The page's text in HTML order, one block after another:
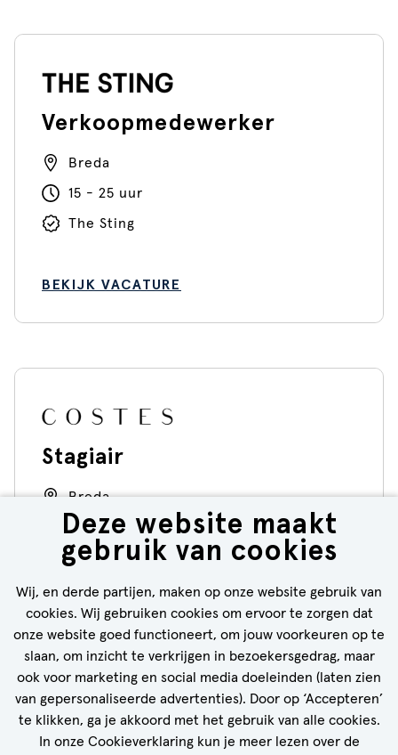
Deze website maakt
gebruik van cookies
Wij, en derde partijen, maken op onze website gebruik van
cookies. Wij gebruiken cookies om ervoor te zorgen dat
onze website goed functioneert, om jouw voorkeuren op te
slaan, om inzicht te verkrijgen in bezoekersgedrag, maar
ook voor marketing en social media doeleinden (laten zien
van gepersonaliseerde advertenties). Door op ‘Accepteren’
te klikken, ga je akkoord met het gebruik van alle cookies.
In onze Cookieverklaring kun je meer lezen over de
Verkoopmedewerker
Breda
15 - 25 uur
The Sting
BEKIJK VACATURE
Stagiair
Breda
5 - 32 uur
Costes
BEKIJK VACATURE
CALL-TO-ACTION BIJ MEER VACATURES